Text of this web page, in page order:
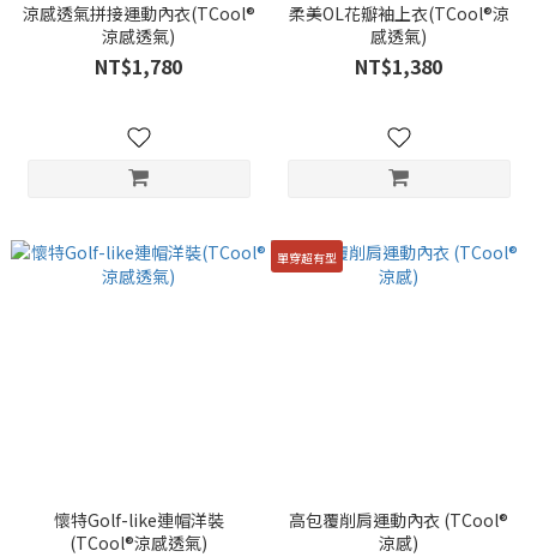
涼感透氣拼接運動內衣(TCool®
涼感透氣)
NT$1,780
柔美OL花瓣袖上衣(TCool®涼
感透氣)
NT$1,380
懷特Golf-like連帽洋裝
(TCool®涼感透氣)
單穿超有型
高包覆削肩運動內衣 (TCool®
涼感)